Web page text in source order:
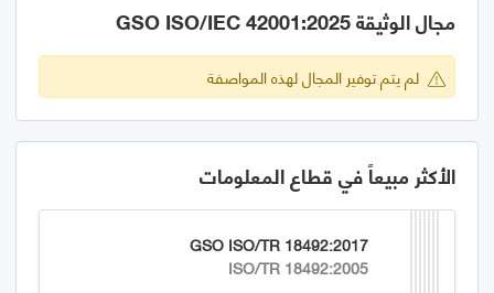
مجال الوثيقة GSO ISO/IEC 42001:2025
لم يتم توفير المجال لهذه المواصفة
الأكثر مبيعاً في قطاع المعلومات
GSO ISO/TR 18492:2017
ISO/TR 18492:2005